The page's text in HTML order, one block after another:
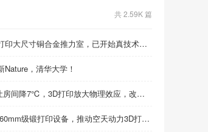
共 2.59K 篇
红绿光3D打印大尺寸铜合金推力室，已开始真技术比拼！
Nature，清华大学！
不用空调让房间降7℃，3D打印放大物理效应，改写制冷模式
西空智造660mm级锻打印设备，推动空天动力3D打印智造升级